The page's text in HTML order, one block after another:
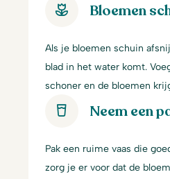
Bloemen
Als je bloemen schuin
blad in het water komt.
schoner en de bloemen
Neem een
Pak een ruime vaas die
zorg je er voor dat de